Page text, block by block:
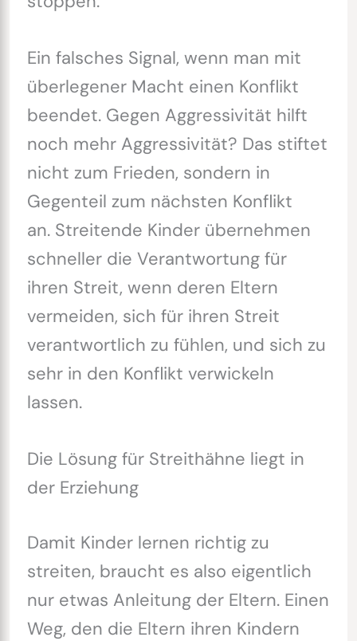
Ein falsches Signal, wenn man mit
überlegener Macht einen Konflikt
beendet. Gegen Aggressivität hilft
noch mehr Aggressivität? Das stiftet
nicht zum Frieden, sondern in
Gegenteil zum nächsten Konflikt
an. Streitende Kinder übernehmen
schneller die Verantwortung für
ihren Streit, wenn deren Eltern
vermeiden, sich für ihren Streit
verantwortlich zu fühlen, und sich zu
sehr in den Konflikt verwickeln
lassen.
Die Lösung für Streithähne liegt in
der Erziehung
Damit Kinder lernen richtig zu
streiten, braucht es also eigentlich
nur etwas Anleitung der Eltern. Einen
Weg, den die Eltern ihren Kindern